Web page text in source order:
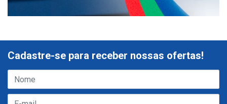
Cadastre-se para receber nossas ofertas!